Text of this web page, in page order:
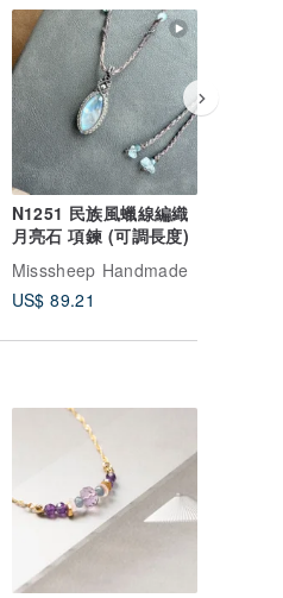
N1251 民族風蠟線編織
月亮石 項鍊 (可調長度)
Misssheep Handmade
US$ 89.21